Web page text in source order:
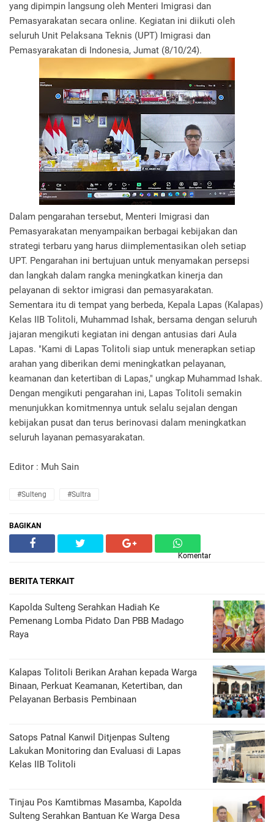
yang dipimpin langsung oleh Menteri Imigrasi dan
Pemasyarakatan secara online. Kegiatan ini diikuti oleh
seluruh Unit Pelaksana Teknis (UPT) Imigrasi dan
Pemasyarakatan di Indonesia, Jumat (8/10/24).
Dalam pengarahan tersebut, Menteri Imigrasi dan
Pemasyarakatan menyampaikan berbagai kebijakan dan
strategi terbaru yang harus diimplementasikan oleh setiap
UPT. Pengarahan ini bertujuan untuk menyamakan persepsi
dan langkah dalam rangka meningkatkan kinerja dan
pelayanan di sektor imigrasi dan pemasyarakatan.
Sementara itu di tempat yang berbeda, Kepala Lapas (Kalapas)
Kelas IIB Tolitoli, Muhammad Ishak, bersama dengan seluruh
jajaran mengikuti kegiatan ini dengan antusias dari Aula
Lapas. "Kami di Lapas Tolitoli siap untuk menerapkan setiap
arahan yang diberikan demi meningkatkan pelayanan,
keamanan dan ketertiban di Lapas," ungkap Muhammad Ishak.
Dengan mengikuti pengarahan ini, Lapas Tolitoli semakin
menunjukkan komitmennya untuk selalu sejalan dengan
kebijakan pusat dan terus berinovasi dalam meningkatkan
seluruh layanan pemasyarakatan.
Editor : Muh Sain
#Sulteng #Sultra
BAGIKAN
Komentar
BERITA TERKAIT
Kapolda Sulteng Serahkan Hadiah Ke
Pemenang Lomba Pidato Dan PBB Madago
Raya
Kalapas Tolitoli Berikan Arahan kepada Warga
Binaan, Perkuat Keamanan, Ketertiban, dan
Pelayanan Berbasis Pembinaan
Satops Patnal Kanwil Ditjenpas Sulteng
Lakukan Monitoring dan Evaluasi di Lapas
Kelas IIB Tolitoli
Tinjau Pos Kamtibmas Masamba, Kapolda
Sulteng Serahkan Bantuan Ke Warga Desa